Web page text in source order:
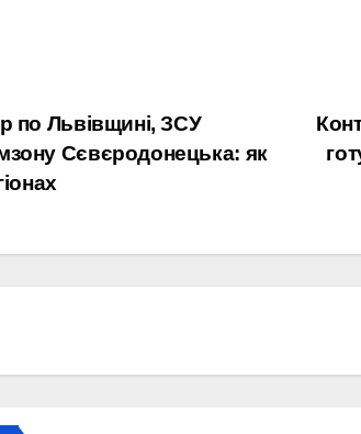
по Львівщині, ЗСУ
Сєвєродонецька: як